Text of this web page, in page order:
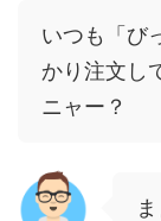
いつも「び
かり注文し
ニャー？